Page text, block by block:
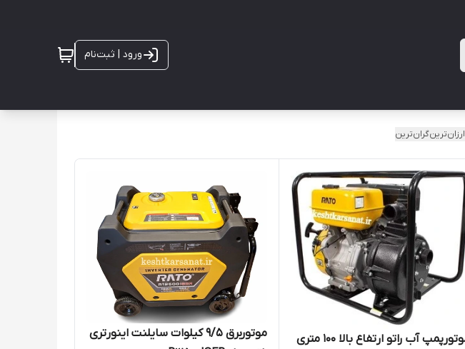
ورود | ثبت‌نام
ارزان‌ترینگران‌ترین
موتورپمپ آب راتو ارتفاع بالا 100 متری
موتوربرق 9/5 کیلوات سایلنت اینورتری